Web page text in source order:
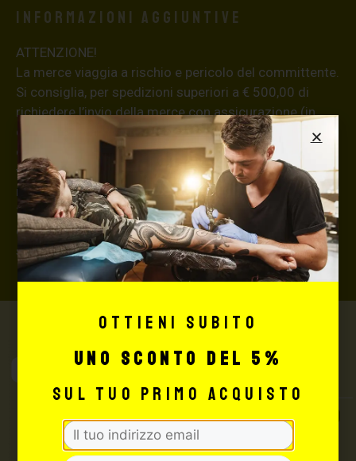
Informazioni aggiuntive
ATTENZIONE!
La merce viaggia a rischio e pericolo del committente.
Si consiglia, per spedizioni superiori a € 500,00 di
richiedere l’invio della merce con assicurazione (in
questo caso, se la merce dovesse essere smarrita o
danneggiata dal corriere, quest’ultimo risarcirà l’intero
valore della merce, in caso contrario nessuno
rimborserà il destinatario) con un costo aggiuntivo del
3,5% sul valore totale del carrello, da richiedere prima
di concludere il pagamento al seguente indirizzo:
shop@maxsignorello.it.
Max Signorello
TUTTO PER IL TUO
TATTOO STUDIO
Ottieni subito
uno sconto del 5%
sul tuo primo acquisto